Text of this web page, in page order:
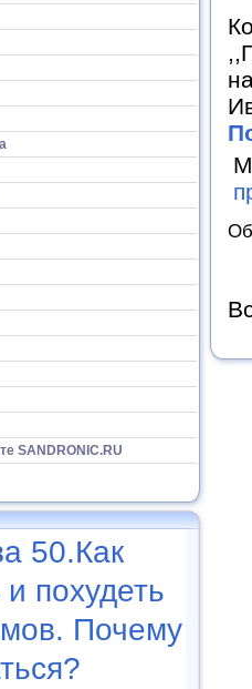
SANDRONIC.RU
50.Как
похудеть
Почему